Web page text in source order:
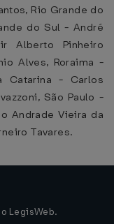
Rio Grande do
do Sul - André
Alberto Pinheiro
Alves, Roraima -
Catarina - Carlos
São Paulo -
Andrade Vieira da
Tavares.
LegisWeb.